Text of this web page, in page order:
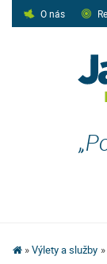
O nás
Výlety a služby